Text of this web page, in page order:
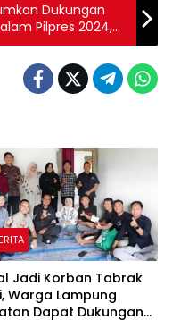
Dukungan
Pilpres 2024,
Jadi Korban Tabrak
Warga Lampung
Dapat Dukungan